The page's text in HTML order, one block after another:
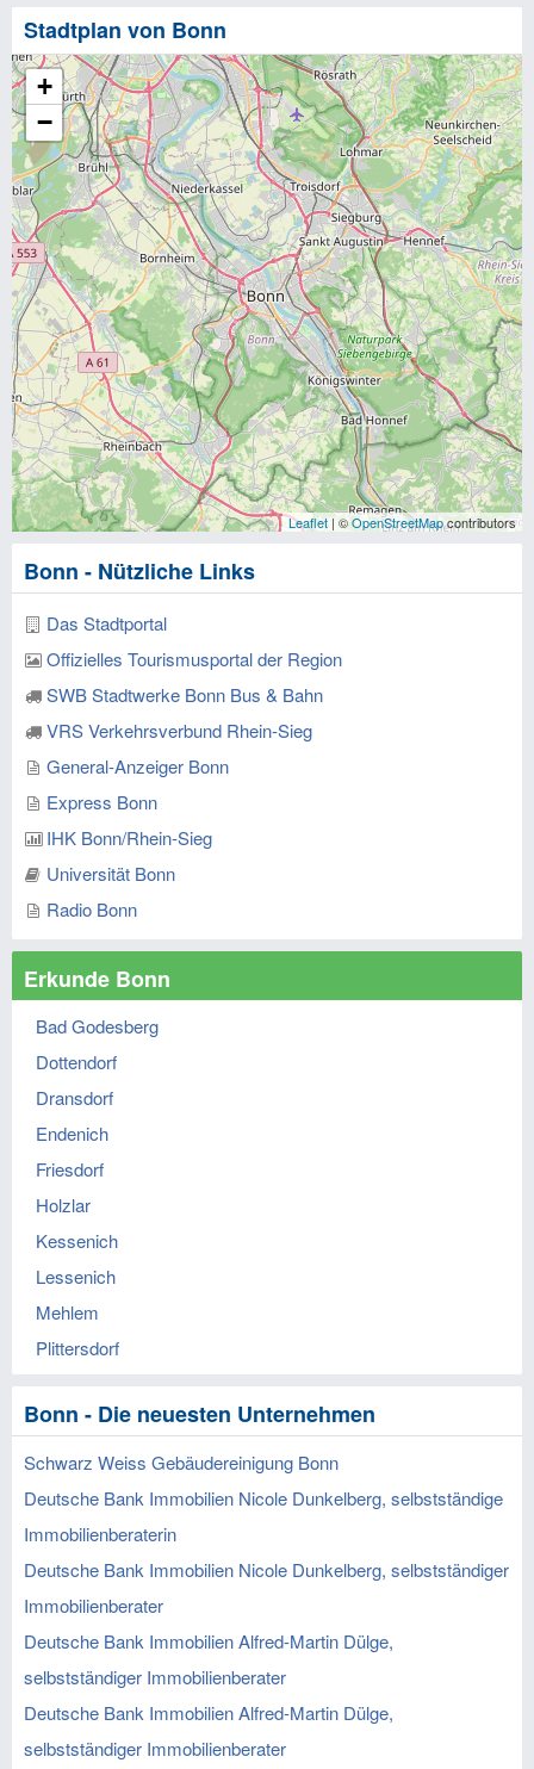
Stadtplan von Bonn
+
−
Leaflet | ©OpenStreetMapcontributors
Bonn - Nützliche Links
Das Stadtportal
Offizielles Tourismusportal der Region
SWB Stadtwerke Bonn Bus & Bahn
VRS Verkehrsverbund Rhein-Sieg
General-Anzeiger Bonn
Express Bonn
IHK Bonn/Rhein-Sieg
Universität Bonn
Radio Bonn
Erkunde Bonn
Bad Godesberg
Dottendorf
Dransdorf
Endenich
Friesdorf
Holzlar
Kessenich
Lessenich
Mehlem
Plittersdorf
Bonn - Die neuesten Unternehmen
Schwarz Weiss Gebäudereinigung Bonn
Deutsche Bank Immobilien Nicole Dunkelberg, selbstständige
Immobilienberaterin
Deutsche Bank Immobilien Nicole Dunkelberg, selbstständiger
Immobilienberater
Deutsche Bank Immobilien Alfred-Martin Dülge,
selbstständiger Immobilienberater
Deutsche Bank Immobilien Alfred-Martin Dülge,
selbstständiger Immobilienberater